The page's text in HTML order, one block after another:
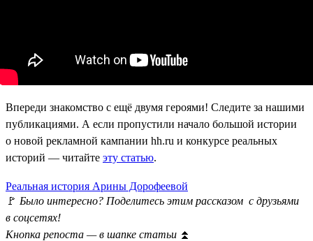
Впереди знакомство с ещё двумя героями! Следите за нашими
публикациями. А если пропустили начало большой истории
о новой рекламной кампании hh.ru и конкурсе реальных
историй — читайте эту статью.
Реальная история Арины Дорофеевой
🚩 Было интересно? Поделитесь этим рассказом с друзьями
в соцсетях!
Кнопка репоста — в шапке статьи ⏫